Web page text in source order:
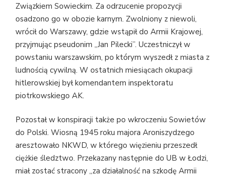
Związkiem Sowieckim. Za odrzucenie propozycji
osadzono go w obozie karnym. Zwolniony z niewoli,
wrócił do Warszawy, gdzie wstąpił do Armii Krajowej,
przyjmując pseudonim „Jan Pilecki”. Uczestniczył w
powstaniu warszawskim, po którym wyszedł z miasta z
ludnością cywilną. W ostatnich miesiącach okupacji
hitlerowskiej był komendantem inspektoratu
piotrkowskiego AK.
Pozostał w konspiracji także po wkroczeniu Sowietów
do Polski. Wiosną 1945 roku majora Aroniszydzego
aresztowało NKWD, w którego więzieniu przeszedł
ciężkie śledztwo. Przekazany następnie do UB w Łodzi,
miał zostać stracony „za działalność na szkodę Armii